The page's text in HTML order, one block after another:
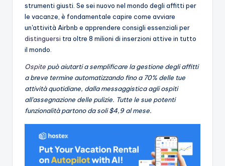
strumenti giusti. Se sei nuovo nel mondo degli affitti per
le vacanze, è fondamentale capire come avviare
un'attività Airbnb e apprendere consigli essenziali per
distinguersi tra oltre 8 milioni di inserzioni attive in tutto
il mondo.
Ospite può aiutarti a semplificare la gestione degli affitti
a breve termine automatizzando fino a 70% delle tue
attività quotidiane, dalla messaggistica agli ospiti
all'assegnazione delle pulizie. Tutte le sue potenti
funzionalità partono da soli $4,9 al mese.